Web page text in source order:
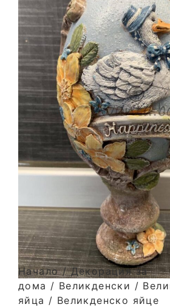
Начало/Декорация за
дома / Великденски /
яйца / Великденско яйце